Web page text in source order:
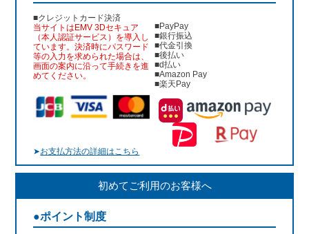
■クレジットカード決済
当サイトはEMV 3Dセキュア
（本人認証サービス）を導入し
ています。決済時にパスワード
等の入力を求められた場合は、
画面の案内に沿って手続きを進
めてください。
■PayPay
■銀行振込
■代金引換
■後払い
■d払い
■Amazon Pay
■楽天Pay
➤お支払方法の詳細はこちら
初めてご利用のお客様へ
●ポイント制度